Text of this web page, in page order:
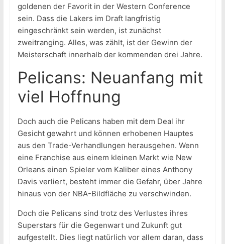
goldenen der Favorit in der Western Conference
sein. Dass die Lakers im Draft langfristig
eingeschränkt sein werden, ist zunächst
zweitranging. Alles, was zählt, ist der Gewinn der
Meisterschaft innerhalb der kommenden drei Jahre.
Pelicans: Neuanfang mit
viel Hoffnung
Doch auch die Pelicans haben mit dem Deal ihr
Gesicht gewahrt und können erhobenen Hauptes
aus den Trade-Verhandlungen herausgehen. Wenn
eine Franchise aus einem kleinen Markt wie New
Orleans einen Spieler vom Kaliber eines Anthony
Davis verliert, besteht immer die Gefahr, über Jahre
hinaus von der NBA-Bildfläche zu verschwinden.
Doch die Pelicans sind trotz des Verlustes ihres
Superstars für die Gegenwart und Zukunft gut
aufgestellt. Dies liegt natürlich vor allem daran, dass